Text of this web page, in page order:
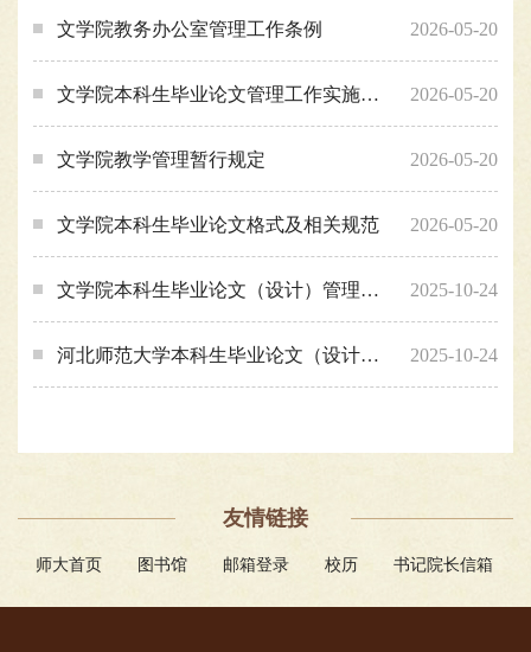
文学院教务办公室管理工作条例 2026-05-20
文学院本科生毕业论文管理工作实施细则 2026-05-20
文学院教学管理暂行规定 2026-05-20
文学院本科生毕业论文格式及相关规范 2026-05-20
文学院本科生毕业论文（设计）管理办法 2025-10-24
河北师范大学本科生毕业论文（设计）管理办法 2025-10-24
友情链接
师大首页 图书馆 邮箱登录 校历 书记院长信箱